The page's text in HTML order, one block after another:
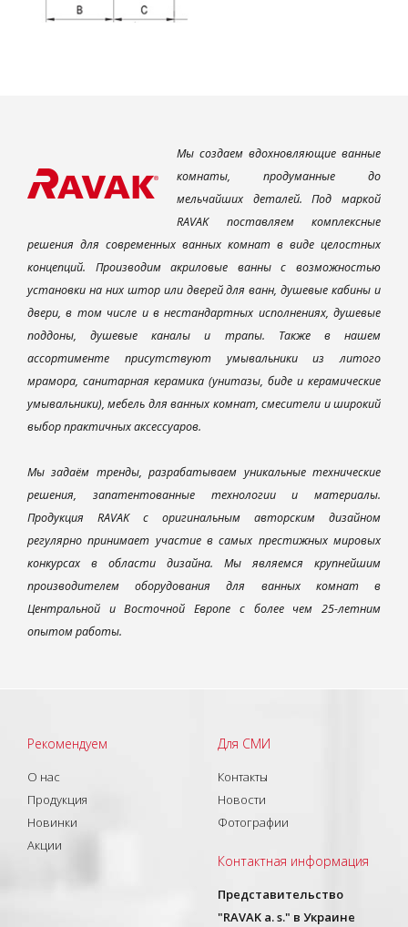
Мы создаем вдохновляющие ванные
комнаты, продуманные до
мельчайших деталей. Под маркой
RAVAK поставляем комплексные
решения для современных ванных комнат в виде целостных
концепций. Производим акриловые ванны с возможностью
установки на них штор или дверей для ванн, душевые кабины и
двери, в том числе и в нестандартных исполнениях, душевые
поддоны, душевые каналы и трапы. Также в нашем
ассортименте присутствуют умывальники из литого
мрамора, санитарная керамика (унитазы, биде и керамические
умывальники), мебель для ванных комнат, смесители и широкий
выбор практичных аксессуаров.
Мы задаём тренды, разрабатываем уникальные технические
решения, запатентованные технологии и материалы.
Продукция RAVAK с оригинальным авторским дизайном
регулярно принимает участие в самых престижных мировых
конкурсах в области дизайна. Мы являемся крупнейшим
производителем оборудования для ванных комнат в
Центральной и Восточной Европе с более чем 25-летним
опытом работы.
Рекомендуем
О нас
Продукция
Новинки
Акции
Для СМИ
Контакты
Новости
Фотографии
Контактная информация
Представительство
"RAVAK a. s." в Украине